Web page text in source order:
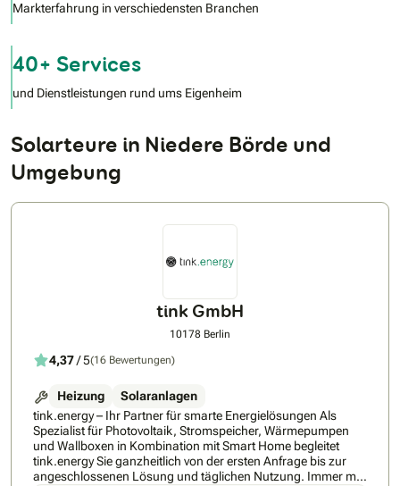
Markterfahrung in verschiedensten Branchen
40+ Services
und Dienstleistungen rund ums Eigenheim
Solarteure in Niedere Börde und
Umgebung
tink GmbH
10178 Berlin
4,37/ 5(16 Bewertungen)
Heizung
Solaranlagen
tink.energy – Ihr Partner für smarte Energielösungen Als
Spezialist für Photovoltaik, Stromspeicher, Wärmepumpen
und Wallboxen in Kombination mit Smart Home begleitet
tink.energy Sie ganzheitlich von der ersten Anfrage bis zur
angeschlossenen Lösung und täglichen Nutzung. Immer mit